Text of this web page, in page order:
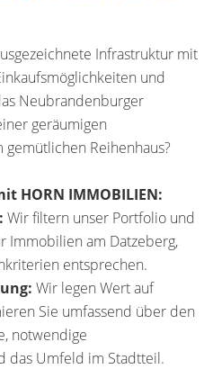
Infrastruktur mit
und
Neubrandenburger
geräumigen
Reihenhaus?
HORN IMMOBILIEN:
Wir filtern unser Portfolio und
Immobilien am Datzeberg,
entsprechen.
Wir legen Wert auf
Sie umfassend über den
notwendige
das Umfeld im Stadtteil.